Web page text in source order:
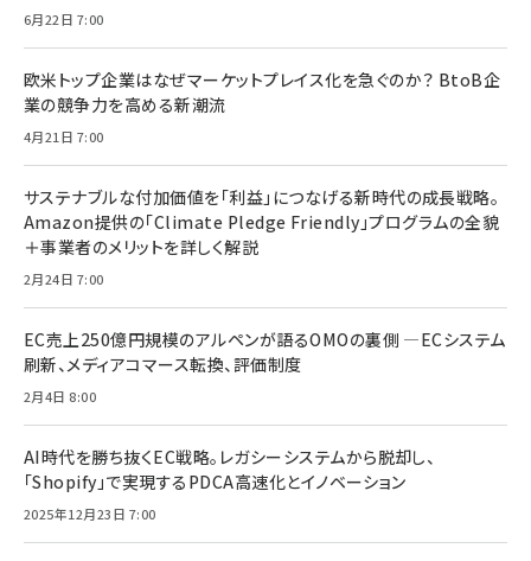
6月22日 7:00
欧米トップ企業はなぜマーケットプレイス化を急ぐのか？ BtoB企
業の競争力を高める新潮流
4月21日 7:00
サステナブルな付加価値を「利益」につなげる新時代の成長戦略。
Amazon提供の「Climate Pledge Friendly」プログラムの全貌
＋事業者のメリットを詳しく解説
2月24日 7:00
EC売上250億円規模のアルペンが語るOMOの裏側 ―ECシステム
刷新、メディアコマース転換、評価制度
2月4日 8:00
AI時代を勝ち抜くEC戦略。レガシーシステムから脱却し、
「Shopify」で実現するPDCA高速化とイノベーション
2025年12月23日 7:00